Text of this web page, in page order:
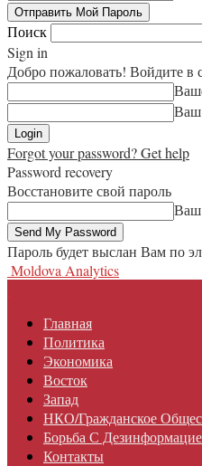
Поиск
Sign in
Добро пожаловать! Войдите в
Ваш
Forgot your password? Get help
Password recovery
Восстановите свой пароль
Ваш
Пароль будет выслан Вам по
Moldova Analytics
Главная
Политика
Экономика
Восток
Запад
НКО/гражданское
Борьба С
Контакты